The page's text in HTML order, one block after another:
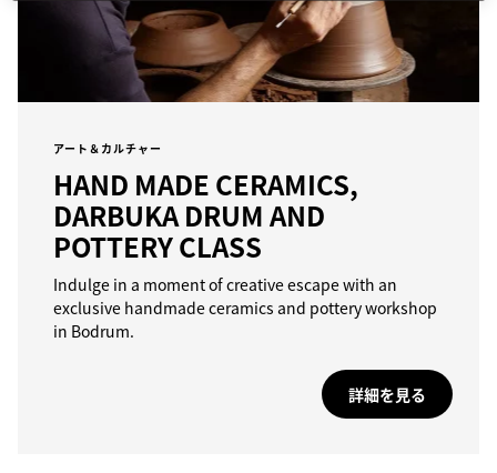
アート＆カルチャー
HAND MADE CERAMICS,
DARBUKA DRUM AND
POTTERY CLASS
Indulge in a moment of creative escape with an
exclusive handmade ceramics and pottery workshop
in Bodrum.
詳細を見る